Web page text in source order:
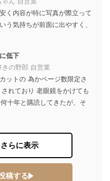
情報保護マネジメントシ
については以下までご連
ス 個人情報問い合わせ
く内容が特に写真が際立って
う気持ちが前面に出やすく、
低下
きの野郎 自営業
ットの 為かページ数限定さ
れており 老眼鏡をかけても
十年と購読してきたが、そ
らに表示
稿する